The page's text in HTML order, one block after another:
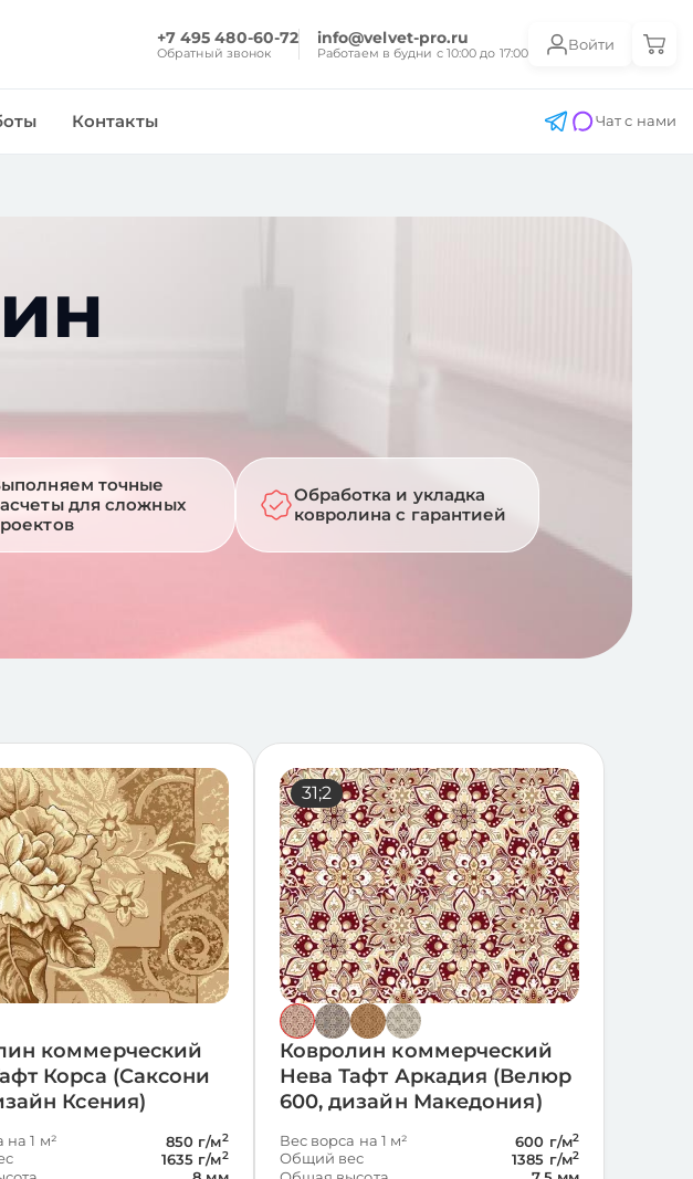
+7 495 480-60-72
Обратный звонок
info@velvet-pro.ru
Работаем в будни с 10:00 до 17:00
Войти
Контакты Чат с нами
точные
для сложных
Обработка и укладка
ковролина с гарантией
99;24
коммерческий
Корса (Саксони
Ксения)
на 1 м² 850 г/м2
1635 г/м2
31;2
Ковролин коммерческий
Нева Тафт Аркадия (Велюр
600, дизайн Македония)
Вес ворса на 1 м² 600 г/м2
Общий вес 1385 г/м2